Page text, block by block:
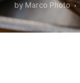
by Marco Photo